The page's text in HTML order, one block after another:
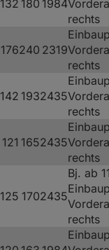
132 180 1984
rechts
176240 2319
rechts
142 1932435
rechts
121 1652435
rechts
125 1702435
Bj. ab
rechts